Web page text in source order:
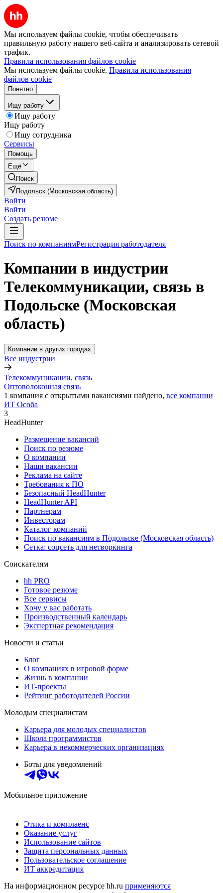
Мы используем файлы cookie, чтобы обеспечивать
правильную работу нашего веб-сайта и анализировать сетевой
трафик.
Правила использования файлов cookie
Мы используем файлы cookie. Правила использования
файлов cookie
Понятно
Ищу работу
Ищу работу
Ищу работу
Ищу сотрудника
Сервисы
Помощь
Ещё
Поиск
Подольск (Московская область)
Войти
Войти
Создать резюме
Поиск по компаниямРегистрация работодателя
Компании в индустрии
Телекоммуникации, связь в
Подольске (Московская
область)
Компании в других городах
Все индустрии
Телекоммуникации, связь
Оптоволоконная связь
1 компания с открытыми вакансиями найдено, все компании
ИТ Особа
3
HeadHunter
Размещение вакансий
Поиск по резюме
О компании
Наши вакансии
Реклама на сайте
Требования к ПО
Безопасный HeadHunter
HeadHunter API
Партнерам
Инвесторам
Каталог компаний
Поиск по вакансиям в Подольске (Московская область)
Сетка: соцсеть для нетворкинга
Соискателям
hh PRO
Готовое резюме
Все сервисы
Хочу у вас работать
Производственный календарь
Экспертная рекомендация
Новости и статьи
Блог
О компаниях в игровой форме
Жизнь в компании
ИТ-проекты
Рейтинг работодателей России
Молодым специалистам
Карьера для молодых специалистов
Школа программистов
Карьера в некоммерческих организациях
Боты для уведомлений
Мобильное приложение
Этика и комплаенс
Оказание услуг
Использование сайтов
Защита персональных данных
Пользовательское соглашение
ИТ аккредитация
На информационном ресурсе hh.ru применяются